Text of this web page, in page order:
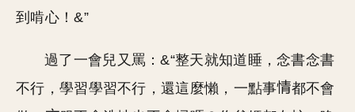
到啃心！&”
過了一會兒又罵：&“整天就知道睡，念書念書
不行，學習學習不行，還這麼懶，一點事
都不會